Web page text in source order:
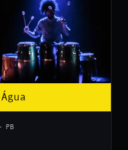
PB